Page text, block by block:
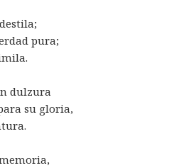
pura;
dulzura
su gloria,